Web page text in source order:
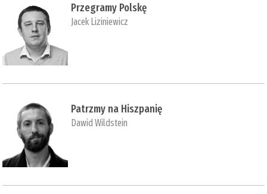
Przegramy Polskę
Jacek Liziniewicz
Patrzmy na Hiszpanię
Dawid Wildstein